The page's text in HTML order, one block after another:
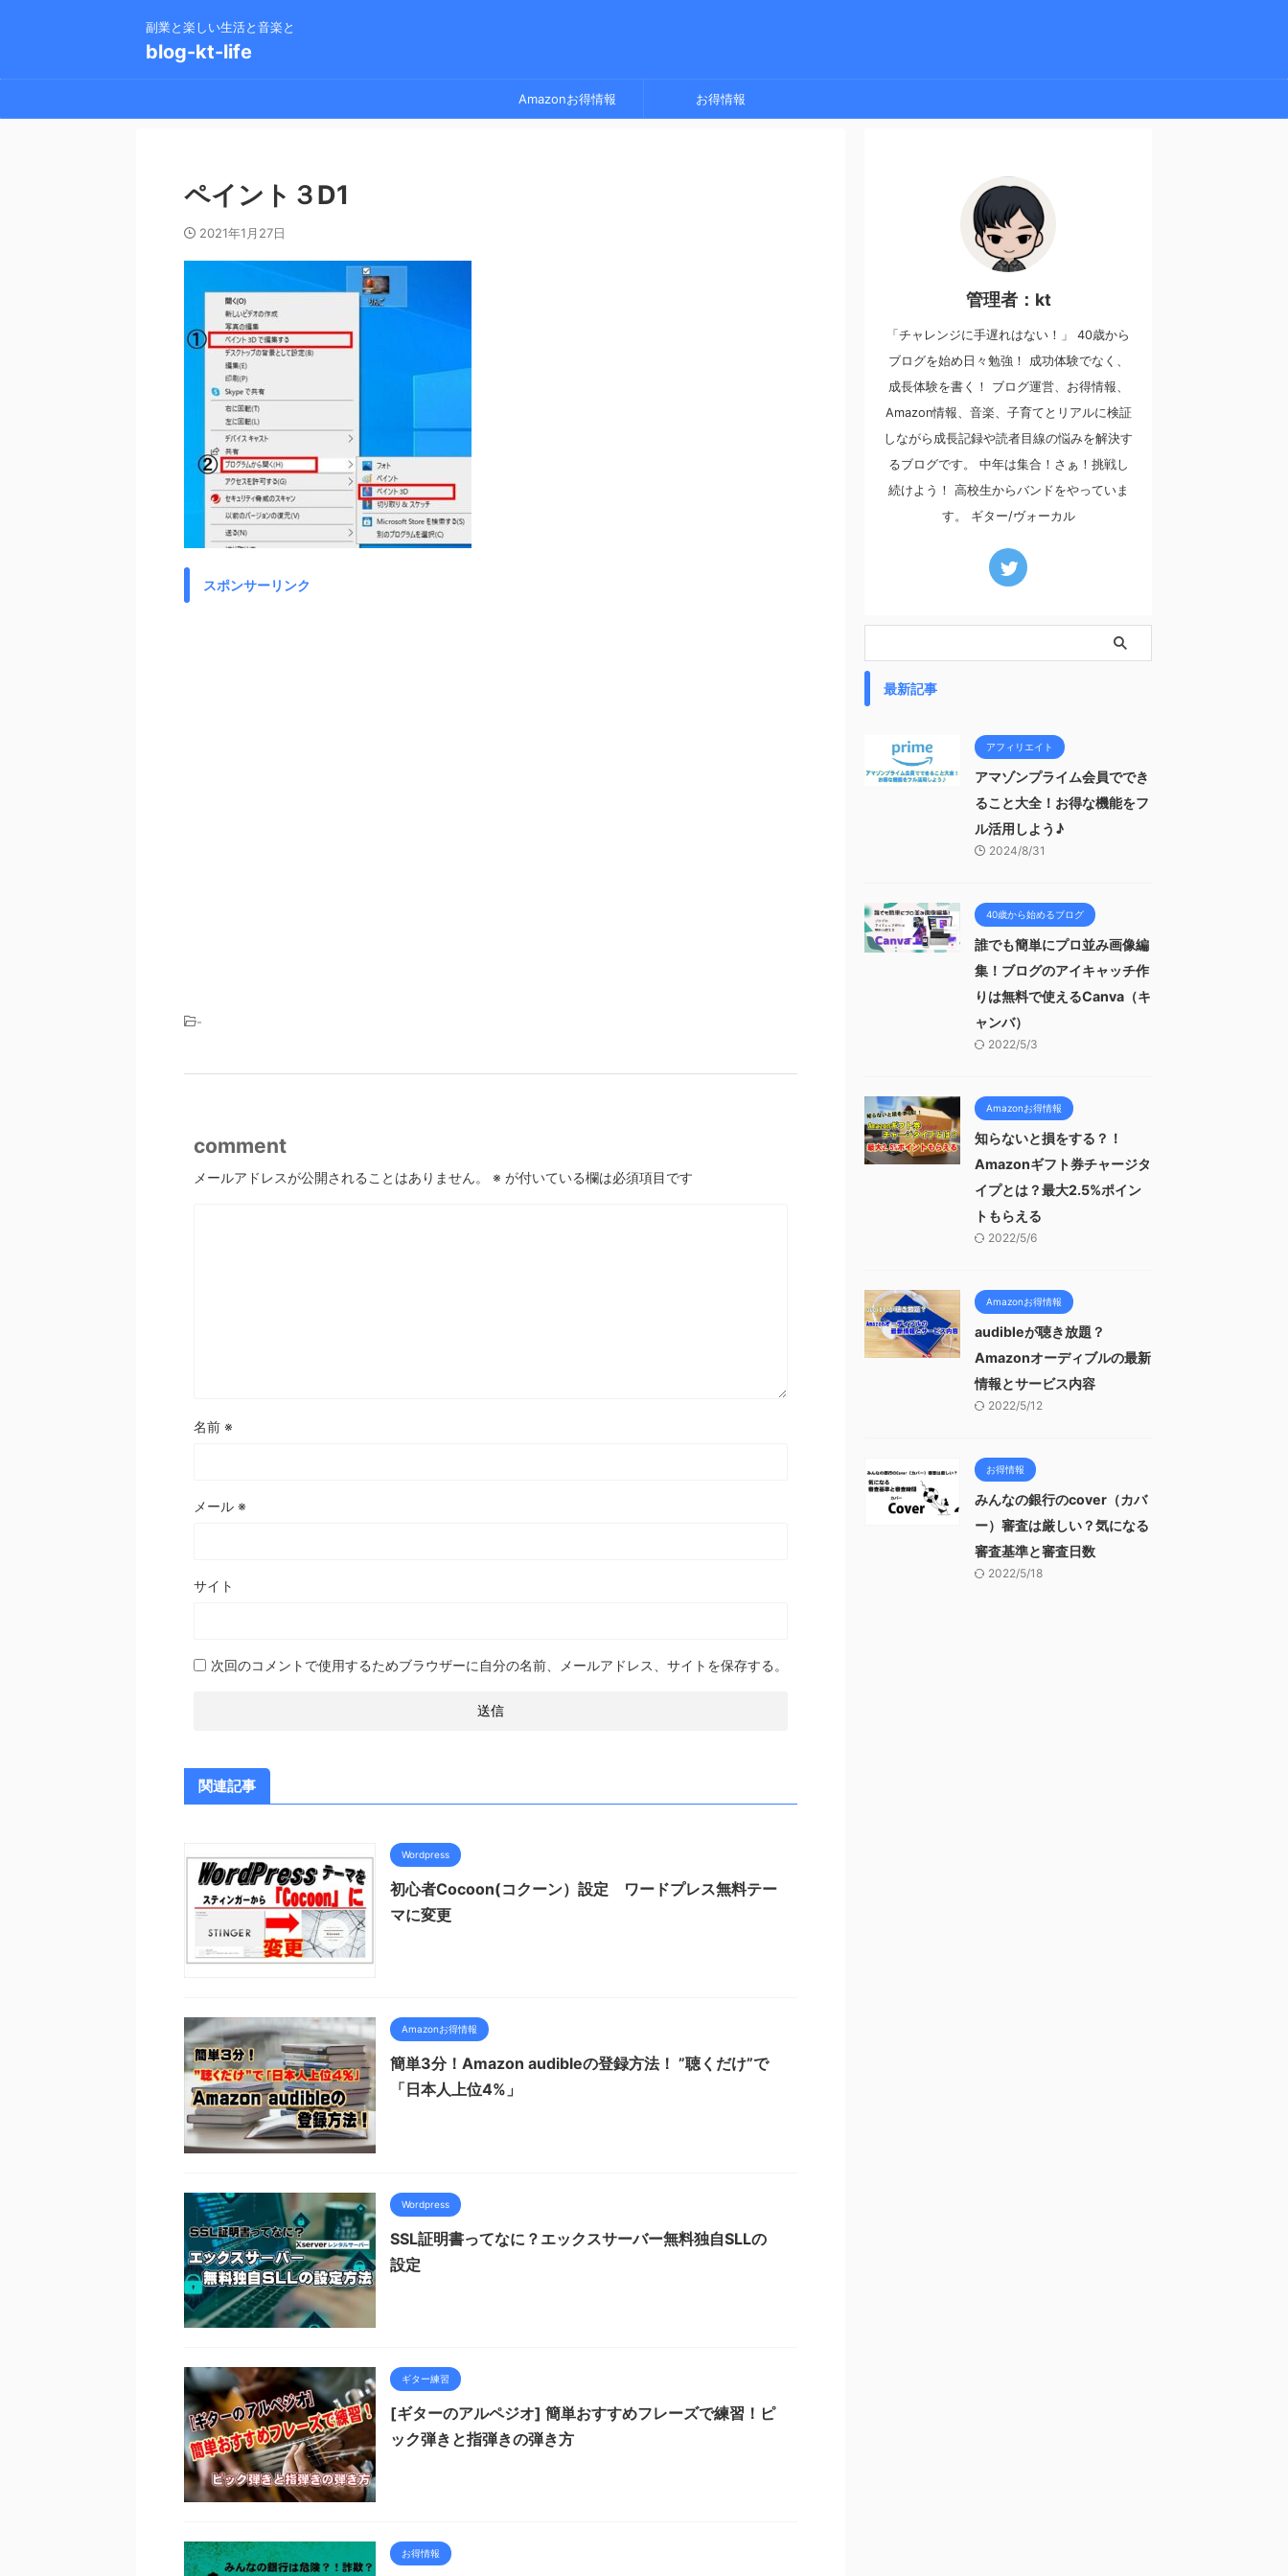
副業と楽しい生活と音楽と
blog-kt-life
Amazonお得情報 お得情報
ペイント３D1
2021年1月27日
スポンサーリンク
-
comment
メールアドレスが公開されることはありません。 ※ が付いている欄は必須項目です
名前 ※
メール ※
サイト
次回のコメントで使用するためブラウザーに自分の名前、メールアドレス、サイトを保存する。
関連記事
Wordpress
初心者Cocoon(コクーン）設定 ワードプレス無料テー
マに変更
Amazonお得情報
簡単3分！Amazon audibleの登録方法！ ”聴くだけ”で
「日本人上位4%」
Wordpress
SSL証明書ってなに？エックスサーバー無料独自SLLの
設定
ギター練習
[ギターのアルペジオ] 簡単おすすめフレーズで練習！ピ
ック弾きと指弾きの弾き方
お得情報
管理者：kt
「チャレンジに手遅れはない！」 40歳から
ブログを始め日々勉強！ 成功体験でなく、
成長体験を書く！ ブログ運営、お得情報、
Amazon情報、音楽、子育てとリアルに検証
しながら成長記録や読者目線の悩みを解決す
るブログです。 中年は集合！さぁ！挑戦し
続けよう！ 高校生からバンドをやっていま
す。 ギター/ヴォーカル
最新記事
アフィリエイト
アマゾンプライム会員ででき
ること大全！お得な機能をフ
ル活用しよう♪
2024/8/31
40歳から始めるブログ
誰でも簡単にプロ並み画像編
集！ブログのアイキャッチ作
りは無料で使えるCanva（キ
ャンバ）
2022/5/3
Amazonお得情報
知らないと損をする？！
Amazonギフト券チャージタ
イプとは？最大2.5%ポイン
トもらえる
2022/5/6
Amazonお得情報
audibleが聴き放題？
Amazonオーディブルの最新
情報とサービス内容
2022/5/12
お得情報
みんなの銀行のcover（カバ
ー）審査は厳しい？気になる
審査基準と審査日数
2022/5/18